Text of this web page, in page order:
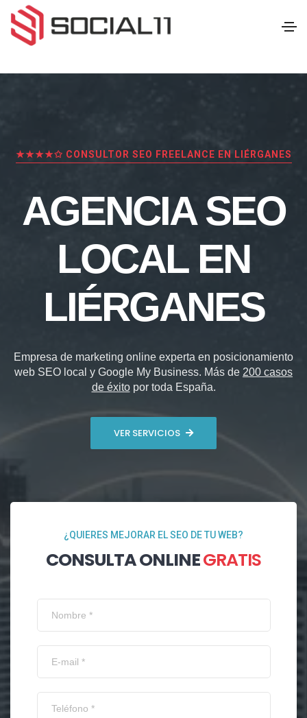
★★★★✩ CONSULTOR SEO FREELANCE EN LIÉRGANES
AGENCIA SEO
LOCAL EN
LIÉRGANES
Empresa de marketing online experta en posicionamiento
web SEO local y Google My Business. Más de 200 casos
de éxitopor toda España.
VER SERVICIOS
¿QUIERES MEJORAR EL SEO DE TU WEB?
CONSULTA ONLINEGRATIS